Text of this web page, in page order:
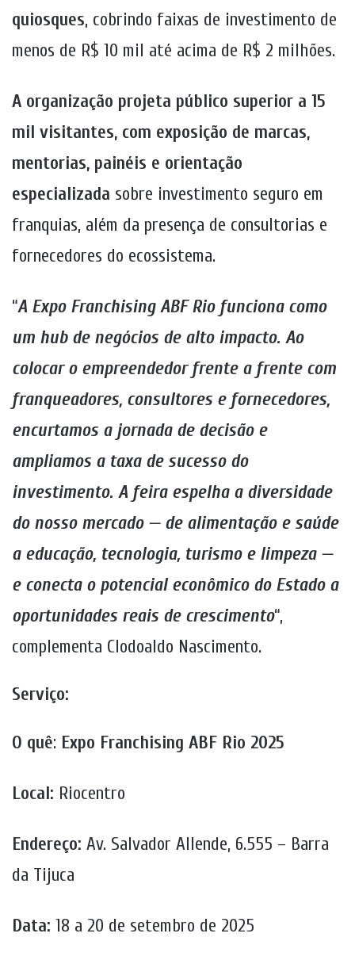
quiosques, cobrindo faixas de investimento de
menos de R$ 10 mil até acima de R$ 2 milhões.
A organização projeta público superior a 15
mil visitantes, com exposição de marcas,
mentorias, painéis e orientação
especializada sobre investimento seguro em
franquias, além da presença de consultorias e
fornecedores do ecossistema.
“A Expo Franchising ABF Rio funciona como
um hub de negócios de alto impacto. Ao
colocar o empreendedor frente a frente com
franqueadores, consultores e fornecedores,
encurtamos a jornada de decisão e
ampliamos a taxa de sucesso do
investimento. A feira espelha a diversidade
do nosso mercado — de alimentação e saúde
a educação, tecnologia, turismo e limpeza —
e conecta o potencial econômico do Estado a
oportunidades reais de crescimento“,
complementa Clodoaldo Nascimento.
Serviço:
O quê: Expo Franchising ABF Rio 2025
Local: Riocentro
Endereço: Av. Salvador Allende, 6.555 – Barra
da Tijuca
Data: 18 a 20 de setembro de 2025